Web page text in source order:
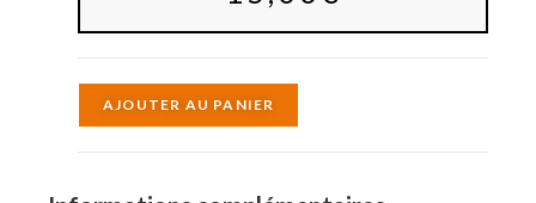
AJOUTER AU PANIER